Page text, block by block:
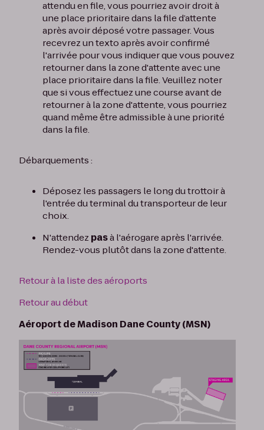
attendu en file, vous pourriez avoir droit à
une place prioritaire dans la file d’attente
après avoir déposé votre passager. Vous
recevrez un texto après avoir confirmé
l'arrivée pour vous indiquer que vous pouvez
retourner dans la zone d'attente avec une
place prioritaire dans la file. Veuillez noter
que si vous effectuez une course avant de
retourner à la zone d'attente, vous pourriez
quand même être admissible à une priorité
dans la file.
Débarquements :
Déposez les passagers le long du trottoir à
l'entrée du terminal du transporteur de leur
choix.
N'attendez pasà l'aérogare après l'arrivée.
Rendez-vous plutôt dans la zone d'attente.
Retour à la liste des aéroports
Retour au début
Aéroport de Madison Dane County (MSN)